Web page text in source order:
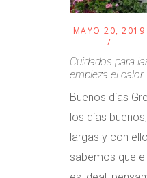
MAYO 20, 2019
Cuidados para
empieza el calor
Buenos días
los días
largas y con
sabemos que